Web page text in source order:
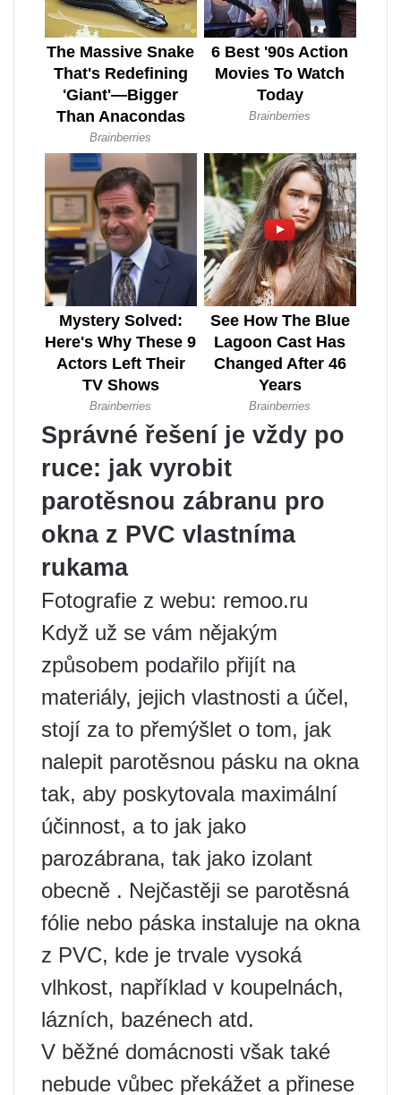
Správné řešení je vždy po
ruce: jak vyrobit
parotěsnou zábranu pro
okna z PVC vlastníma
rukama
Fotografie z webu: remoo.ru
Když už se vám nějakým
způsobem podařilo přijít na
materiály, jejich vlastnosti a účel,
stojí za to přemýšlet o tom, jak
nalepit parotěsnou pásku na okna
tak, aby poskytovala maximální
účinnost, a to jak jako
parozábrana, tak jako izolant
obecně . Nejčastěji se parotěsná
fólie nebo páska instaluje na okna
z PVC, kde je trvale vysoká
vlhkost, například v koupelnách,
lázních, bazénech atd.
V běžné domácnosti však také
nebude vůbec překážet a přinese